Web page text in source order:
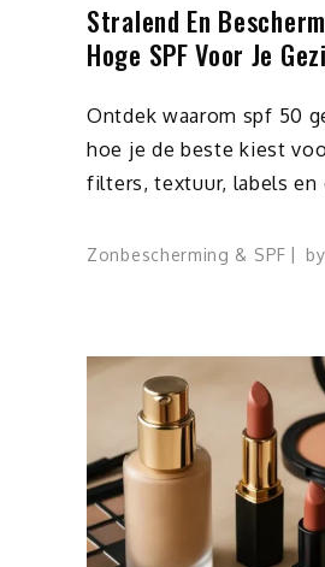
Stralend En
Hoge SPF Voor Je
Ontdek waarom spf 50
hoe je de beste kiest
filters, textuur, labels en
Zonbescherming & SPF by